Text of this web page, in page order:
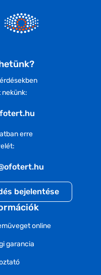
erre
bejelentése
online
garancia